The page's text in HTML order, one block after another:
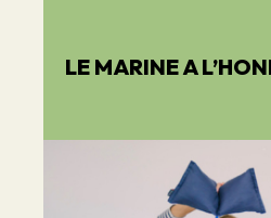
LE MARINE A